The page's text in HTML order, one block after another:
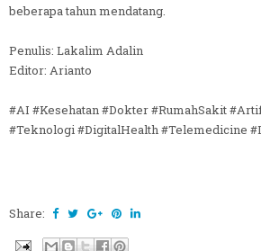
beberapa tahun mendatang.
Penulis: Lakalim Adalin
Editor: Arianto
#AI #Kesehatan #Dokter #RumahSakit
#Teknologi #DigitalHealth #Telemedicine
Share: